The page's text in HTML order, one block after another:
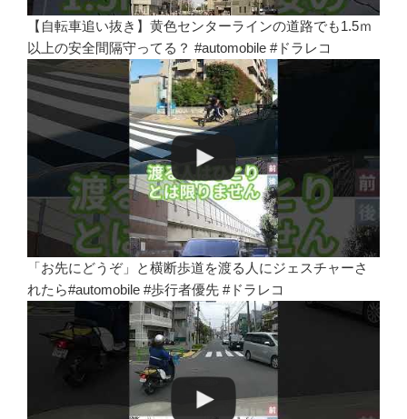
【自転車追い抜き】黄色センターラインの道路でも1.5ｍ
以上の安全間隔守ってる？ #automobile #ドラレコ
「お先にどうぞ」と横断歩道を渡る人にジェスチャーさ
れたら#automobile #歩行者優先 #ドラレコ